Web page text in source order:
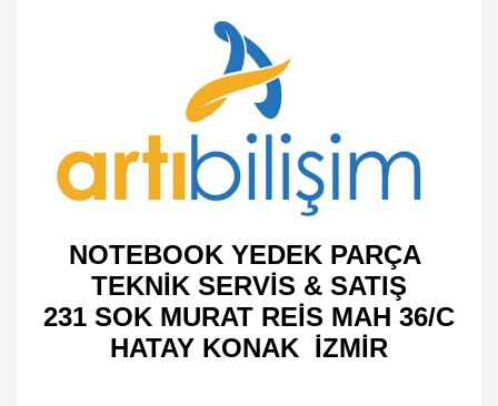
NOTEBOOK YEDEK PARÇA
TEKNİK SERVİS & SATIŞ
231 SOK MURAT REİS MAH 36/C
HATAY KONAK İZMİR